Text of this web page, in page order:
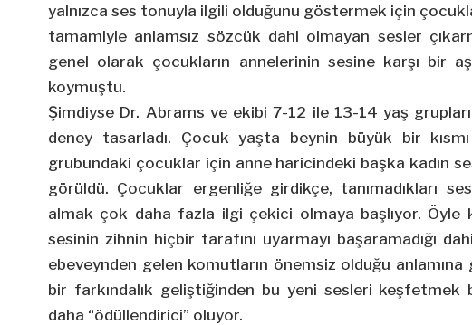
yalnızca ses tonuyla ilgili olduğunu göstermek için
tamamiyle anlamsız sözcük dahi olmayan sesler
genel olarak çocukların annelerinin sesine karşı bir
koymuştu.
Şimdiyse Dr. Abrams ve ekibi 7-12 ile 13-14 yaş
deney tasarladı. Çocuk yaşta beynin büyük bir
grubundaki çocuklar için anne haricindeki başka kadın
görüldü. Çocuklar ergenliğe girdikçe, tanımadıkları
almak çok daha fazla ilgi çekici olmaya başlıyor. Öyle
sesinin zihnin hiçbir tarafını uyarmayı başaramadığı
ebeveynden gelen komutların önemsiz olduğu anlamına
bir farkındalık geliştiğinden bu yeni sesleri keşfetmek
daha “ödüllendirici” oluyor.